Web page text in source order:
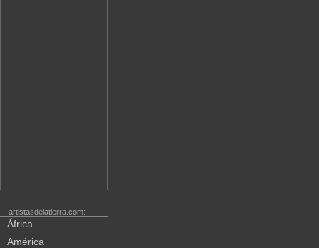
artistasdelatierra.com:
África
América